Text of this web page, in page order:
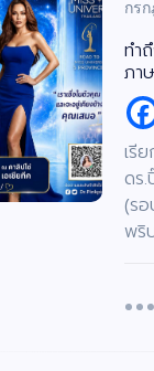
กร
ทำ
ภา
เรี
ดร
(ร
พริ